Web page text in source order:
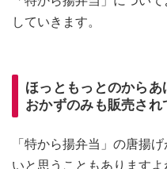
していきます。
ほっともっとのから
おかずのみも販売され
「特から揚弁当」の唐揚
いと思うこともありますよ